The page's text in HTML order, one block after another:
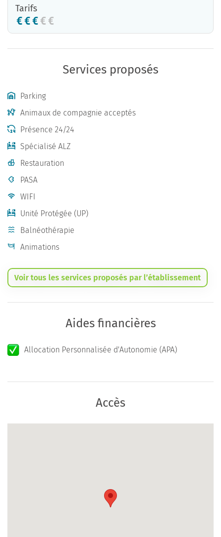
Tarifs
Services proposés
Parking
Animaux de compagnie acceptés
Présence 24/24
Spécialisé ALZ
Restauration
PASA
WIFI
Unité Protégée (UP)
Balnéothérapie
Animations
Voir tous les services proposés par l’établissement
Aides financières
Allocation Personnalisée d'Autonomie (APA)
Accès